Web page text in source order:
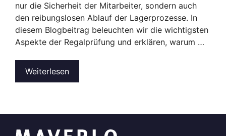
nur die Sicherheit der Mitarbeiter, sondern auch
den reibungslosen Ablauf der Lagerprozesse. In
diesem Blogbeitrag beleuchten wir die wichtigsten
Aspekte der Regalprüfung und erklären, warum …
Weiterlesen